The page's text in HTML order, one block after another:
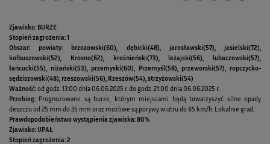
Zjawisko: BURZE
Stopień zagrożenia: 1
Obszar: powiaty: brzozowski(60), dębicki(48), jarosławski(57), jasielski(72),
kolbuszowski(52), Krosno(62), krośnieński(73), leżajski(56), lubaczowski(57),
łańcucki(55), niżański(53), przemyski(60), Przemyśl(58), przeworski(57), ropczycko-
sędziszowski(48), rzeszowski(56), Rzeszów(54), strzyżowski(54)
Ważność:od godz. 13:00 dnia 06.06.2025 r. do godz. 21:00 dnia 06.06.2025 r.
Przebieg: Prognozowane są burze, którym miejscami będą towarzyszyć silne opady
deszczu od 25 mm do 35 mm oraz możliwe są porywy wiatru do 85 km/h. Lokalnie grad.
Prawdopodobieństwo wystąpienia zjawiska: 80%
Zjawisko: UPAŁ
Stopień zagrożenia: 2